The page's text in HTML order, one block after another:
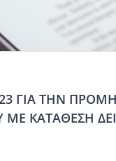
ΓΙΑ ΤΗΝ
ΜΕ ΚΑΤΑΘΕΣΗ